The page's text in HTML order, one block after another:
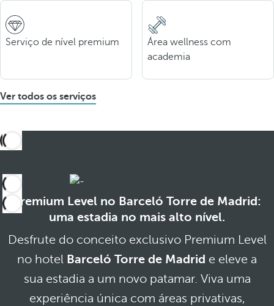
Serviço de nível premium
Área wellness com
academia
Ver todos os serviços
Premium Level no Barceló Torre de Madrid:
uma estadia no mais alto nível.
Desfrute do conceito exclusivo Premium Level
no hotel Barceló Torre de Madrid e eleve a
sua estadia a um novo patamar. Viva uma
experiência única com áreas privativas,